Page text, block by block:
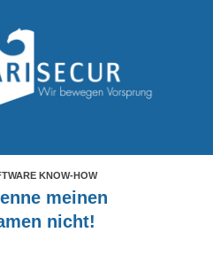
KNOW-HOW
meinen
nicht!